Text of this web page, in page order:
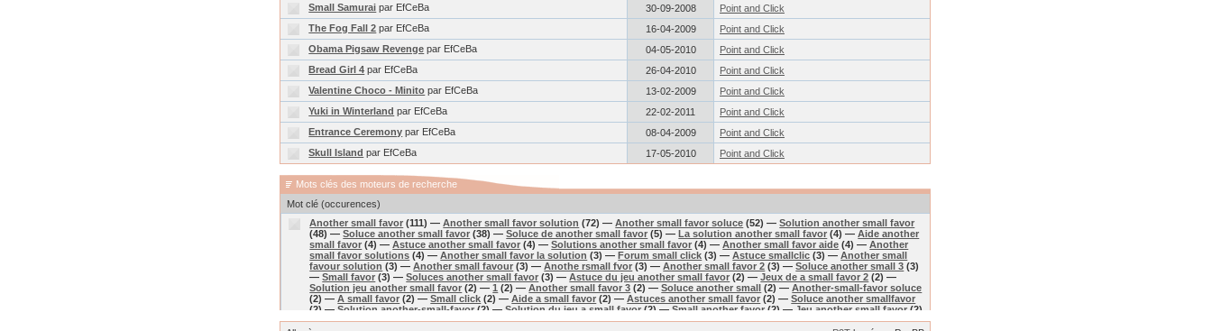
Small Samurai par EfCeBa 30-09-2008
Point and Click
The Fog Fall 2 par EfCeBa 16-04-2009
Point and Click
Obama Pigsaw Revenge par EfCeBa 04-05-2010
Point and Click
Bread Girl 4 par EfCeBa 26-04-2010
Point and Click
Valentine Choco - Minito par EfCeBa 13-02-2009
Point and Click
Yuki in Winterland par EfCeBa 22-02-2011
Point and Click
Entrance Ceremony par EfCeBa 08-04-2009
Point and Click
Skull Island par EfCeBa 17-05-2010 Point and Click
Mots clés des moteurs de recherche
Mot clé (occurences)
Another small favor (111) —Another small favor solution (72) —Another small favor soluce (52) —Solution another small favor
(48) —Soluce another small favor (38) —Soluce de another small favor (5) —La solution another small favor (4) —Aide another
small favor (4) —Astuce another small favor (4) —Solutions another small favor (4) —Another small favor aide (4) —Another
small favor solutions (4) —Another small favor la solution (3) —Forum small click (3) —Astuce smallclic (3) —Another small
favour solution (3) —Another small favour (3) —Anothe rsmall fvor (3) —Another small favor 2 (3) —Soluce another small 3 (3)
—Small favor (3) —Soluces another small favor (3) —Astuce du jeu another small favor (2) —Jeux de a small favor 2 (2) —
Solution jeu another small favor (2) —1 (2) —Another small favor 3 (2) —Soluce another small (2) —Another-small-favor soluce
(2) —A small favor (2) —Small click (2) —Aide a small favor (2) —Astuces another small favor (2) —Soluce another smallfavor
(2) —Solution another-small-favor(2) —Solution du jeu a small favor(2) —Small another favor(2) — Jeu another small favor(2)
—Soluce a small favor 2(2) —Small click forum(2) —Jeux de another small favor 2(2) —Solution small another favor(2) —